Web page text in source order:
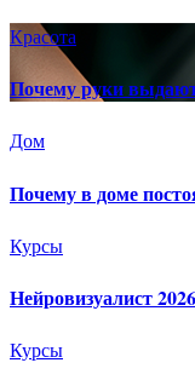
Красота
Почему руки
Дом
Почему в доме
Курсы
Нейровизуалист
Курсы